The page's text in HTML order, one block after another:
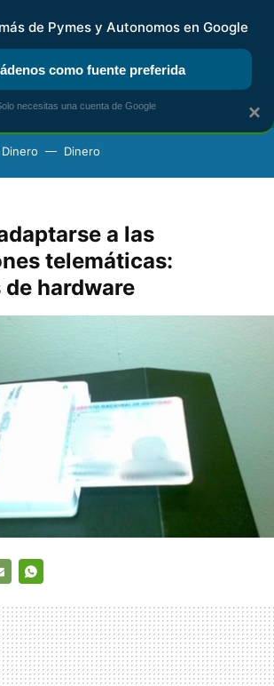
KIT DIGITAL RENTA
Dinero Dinero
a las
telemáticas:
hardware
×
de Pymes y Autonomos en Google
como fuente preferida
necesitas una cuenta de Google